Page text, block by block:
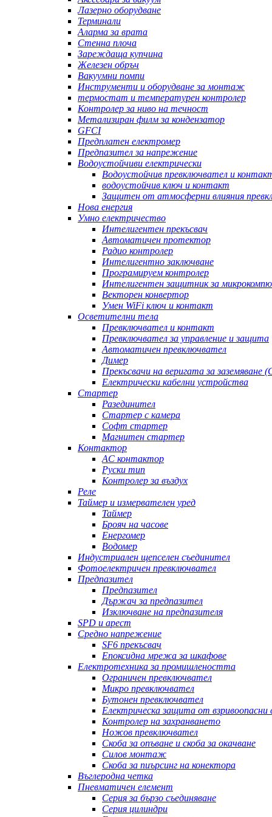
Лазерно оборудване
Терминали
Аларма за врата
Стенна плоча
Зареждаща купчина
Железен обръч
Вакуумни помпи
Инструменти и оборудване за монтаж
термостат и температурен контролер
Контролер за ниво на течност
Метализиран филм за кондензатор
GFCI
Предплатен електромер
Предпазител за напрежение
Водоустойчиви електрически
Водоустойчив превключвател и
водоустойчив ключ и контакт
Защитен от атмосферни влияния
Нова енергия
Умно електричество
Интелигентен прекъсвач
Автоматичен протектор
Радио контролер
Интелигентно заключване
Програмируем контролер
Интелигентен защитник за
Векторен конвертор
Умен WiFi ключ и контакт
Осветителни тела
Превключвател и контакт
Превключвател за управление и защита
Автоматичен превключвател
Димер
Прекъсвачи на веригата за заземяване
Електрически кабелни устройства
Стартер
Разединител
Стартер с камера
Софт стартер
Магнитен стартер
Контактор
AC контактор
Руски тип
Контролер за въздух
Реле
Таймер и измервателен уред
Таймер
Брояч на часове
Енергомер
Водомер
Индустриален щепселен съединител
Фотоелектричен превключвател
Предпазител
Предпазител
Държач за предпазител
Изключване на предпазителя
SPD и арест
Средно напрежение
SF6 прекъсвач
Епоксидна мрежа за шкафове
Електротехника за промишлеността
Ограничен превключвател
Микро превключвател
Бутонен превключвател
Електрическа защита от взривоопасни
Контролер на захранването
Ножов превключвател
Скоба за опъване и скоба за окачване
Силов монтаж
Скоба за пиърсинг на конектора
Въглеродна четка
Пневматичен елемент
Серия за бързо съединяване
Серия цилиндри